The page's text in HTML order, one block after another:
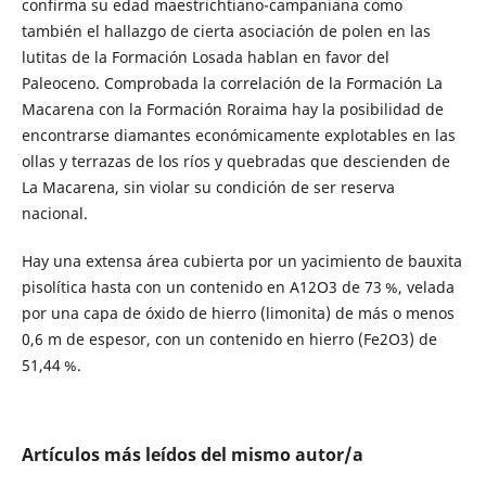
confirma su edad maestrichtiano-campaniana como
también el hallazgo de cierta asociación de polen en las
lutitas de la Formación Losada hablan en favor del
Paleoceno. Comprobada la correlación de la Formación La
Macarena con la Formación Roraima hay la posibilidad de
encontrarse diamantes económicamente explotables en las
ollas y terrazas de los ríos y quebradas que descienden de
La Macarena, sin violar su condición de ser reserva
nacional.
Hay una extensa área cubierta por un yacimiento de bauxita
pisolítica hasta con un contenido en A12O3 de 73 %, velada
por una capa de óxido de hierro (limonita) de más o menos
0,6 m de espesor, con un contenido en hierro (Fe2O3) de
51,44 %.
Artículos más leídos del mismo autor/a